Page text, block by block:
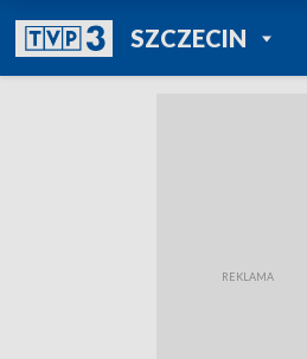
SZCZECINPOWRÓT DO
TVP REGIONY